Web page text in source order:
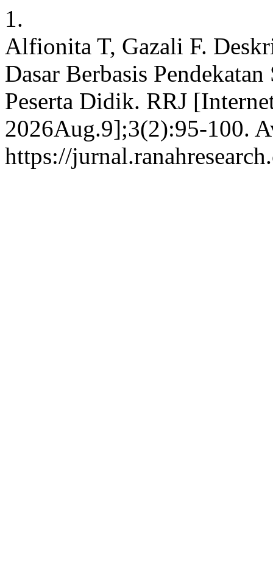
1.
Alfionita T, Gazali F.
Dasar Berbasis
Peserta Didik. RRJ
2026Aug.9];3(2):95-100.
https://